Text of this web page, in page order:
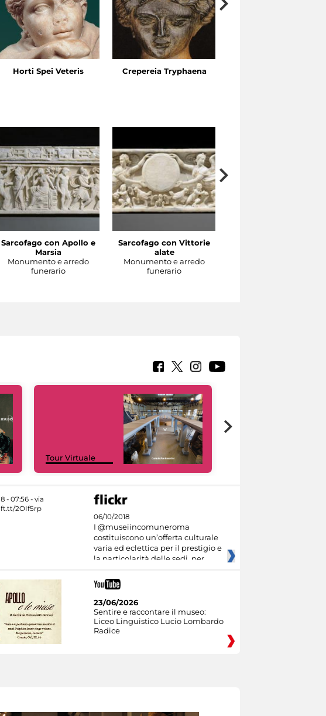
Horti Spei Veteris Crepereia Tryphaena
Sarcofago con Apollo e
Marsia
Monumento e arredo
funerario
Sarcofago con Vittorie
alate
Monumento e arredo
funerario
Tour Virtuale
06/10/2018
I @museiincomuneroma
costituiscono un’offerta culturale
varia ed eclettica per il prestigio e
la particolarità delle sedi, per
23/06/2026
Sentire e raccontare il museo:
Liceo Linguistico Lucio Lombardo
Radice